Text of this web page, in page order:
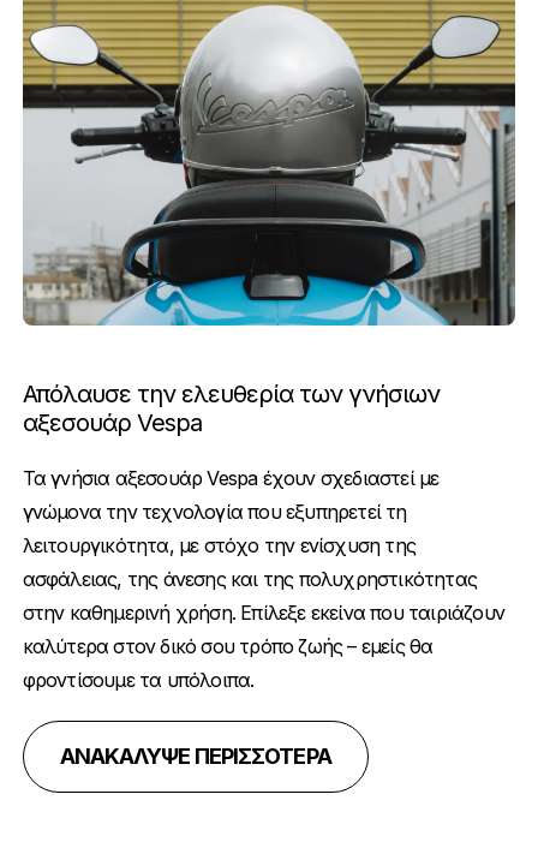
Απόλαυσε την ελευθερία των γνήσιων
αξεσουάρ Vespa
Τα γνήσια αξεσουάρ Vespa έχουν σχεδιαστεί με
γνώμονα την τεχνολογία που εξυπηρετεί τη
λειτουργικότητα, με στόχο την ενίσχυση της
ασφάλειας, της άνεσης και της πολυχρηστικότητας
στην καθημερινή χρήση. Επίλεξε εκείνα που ταιριάζουν
καλύτερα στον δικό σου τρόπο ζωής – εμείς θα
φροντίσουμε τα υπόλοιπα.
ΑΝΑΚΑΛΥΨΕ ΠΕΡΙΣΣΟΤΕΡΑ